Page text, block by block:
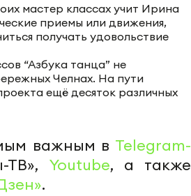
мастер классах учит Ирина
приемы или движения,
получать удовольствие
“Азбука танца” не
Челнах. На пути
ещё десяток различных
важным в Telegram-
ТВ», Youtube, а также
.